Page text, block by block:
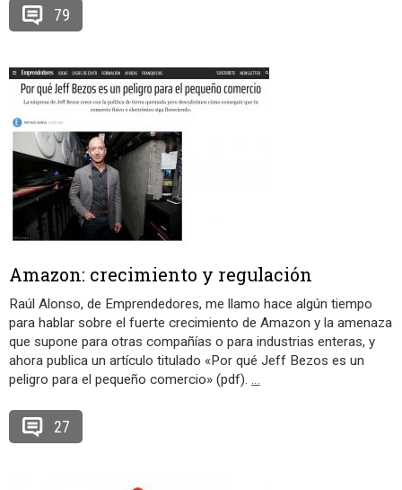
79
Amazon: crecimiento y regulación
Raúl Alonso, de Emprendedores, me llamo hace algún tiempo
para hablar sobre el fuerte crecimiento de Amazon y la amenaza
que supone para otras compañías o para industrias enteras, y
ahora publica un artículo titulado «Por qué Jeff Bezos es un
peligro para el pequeño comercio» (pdf). …
27